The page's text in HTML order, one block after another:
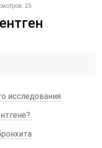
25
исследования